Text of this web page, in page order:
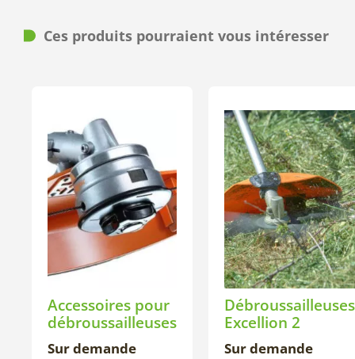
Ces produits pourraient vous intéresser
Accessoires pour
débroussailleuses
Sur demande
Débroussailleuses
Excellion 2
Sur demande